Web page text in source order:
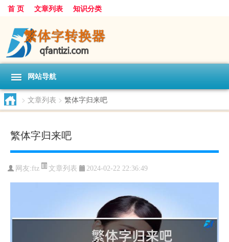
首 页 文章列表 知识分类
网站导航
> 文章列表 > 繁体字归来吧
繁体字归来吧
网友:ftz 文章列表 2024-02-22 22:36:49